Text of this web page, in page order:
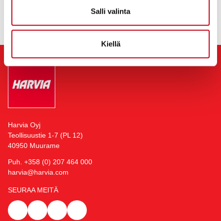
Salli valinta
Kiellä
Harvia Oyj
Teollisuustie 1-7 (PL 12)
40950 Muurame
Puh. +358 (0) 207 464 000
harvia@harvia.com
SEURAA MEITÄ